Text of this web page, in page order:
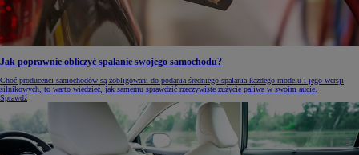
Jak poprawnie obliczyć spalanie swojego samochodu?
Choć producenci samochodów są zobligowani do podania średniego spalania każdego modelu i jego wersji
silnikowych, to warto wiedzieć, jak samemu sprawdzić rzeczywiste zużycie paliwa w swoim aucie.
Sprawdź